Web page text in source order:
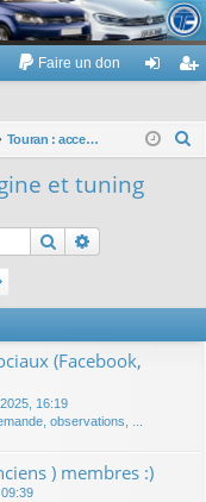
Touran
Faire un don
ne nr
Touran : accessoires non d'origine et tuning
et tuning
Rechercher
(Facebook,
16:19
observations, ...
) membres :)